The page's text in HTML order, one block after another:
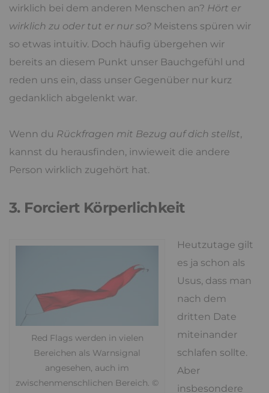
wirklich bei dem anderen Menschen an? Hört er
wirklich zu oder tut er nur so? Meistens spüren wir
so etwas intuitiv. Doch häufig übergehen wir
bereits an diesem Punkt unser Bauchgefühl und
reden uns ein, dass unser Gegenüber nur kurz
gedanklich abgelenkt war.
Wenn du Rückfragen mit Bezug auf dich stellst,
kannst du herausfinden, inwieweit die andere
Person wirklich zugehört hat.
3. Forciert Körperlichkeit
Red Flags werden in vielen
Bereichen als Warnsignal
angesehen, auch im
zwischenmenschlichen Bereich. ©
Heutzutage gilt
es ja schon als
Usus, dass man
nach dem
dritten Date
miteinander
schlafen sollte.
Aber
insbesondere